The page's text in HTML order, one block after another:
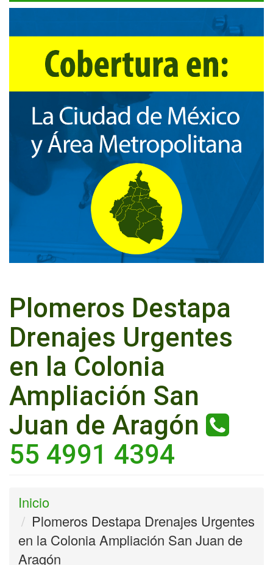
Plomeros Destapa
Drenajes Urgentes
en la Colonia
Ampliación San
Juan de Aragón
55 4991 4394
Inicio
Plomeros Destapa Drenajes Urgentes
en la Colonia Ampliación San Juan de
Aragón